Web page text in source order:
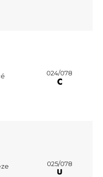
024/078
025/078